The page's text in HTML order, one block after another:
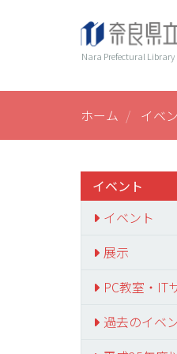
テ
Nara Prefectural
ホーム イベ
イベント
イベント
展示
PC教室・IT
過去のイベ